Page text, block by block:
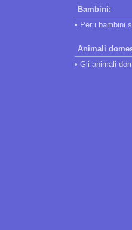
Bambini:
• Per i bambini
Animali
• Gli animali